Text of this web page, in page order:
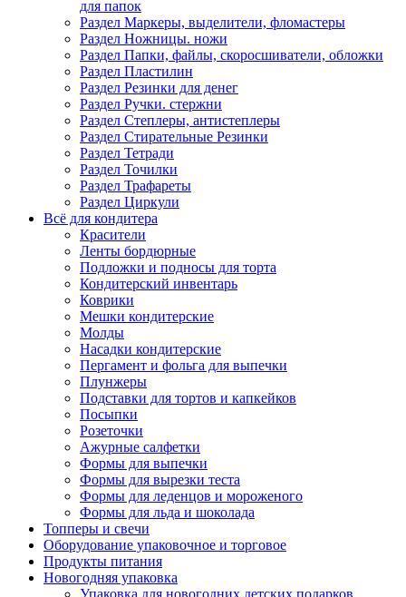
для папок
Раздел Маркеры, выделители, фломастеры
Раздел Ножницы. ножи
Раздел Папки, файлы, скоросшиватели, обложки
Раздел Пластилин
Раздел Резинки для денег
Раздел Ручки. стержни
Раздел Степлеры, антистеплеры
Раздел Стирательные Резинки
Раздел Тетради
Раздел Точилки
Раздел Трафареты
Раздел Циркули
Всё для кондитера
Красители
Ленты бордюрные
Подложки и подносы для торта
Кондитерский инвентарь
Коврики
Мешки кондитерские
Молды
Насадки кондитерские
Пергамент и фольга для выпечки
Плунжеры
Подставки для тортов и капкейков
Посыпки
Розеточки
Ажурные салфетки
Формы для выпечки
Формы для вырезки теста
Формы для леденцов и мороженого
Формы для льда и шоколада
Топперы и свечи
Оборудование упаковочное и торговое
Продукты питания
Новогодняя упаковка
Упаковка для новогодних детских подарков